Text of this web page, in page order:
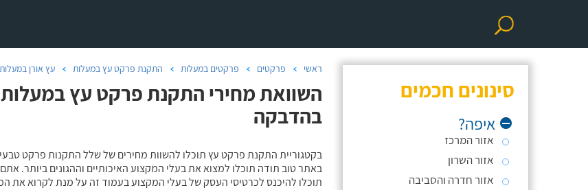
סינונים חכמים
איפה?
אזור המרכז
אזור השרון
אזור חדרה והסביבה
ראשי פרקטים פרקטים במעלות התקנת פרקט עץ במעלות עץ אורן במעלות
השוואת מחירי התקנת פרקט עץ
בהדבקה
בקטגוריית התקנת פרקט עץ תוכלו להשוות מחירים של שלל התקנות פרקט
באתר טוב תודה תוכלו למצוא את בעלי המקצוע האיכותיים וההגונים ביותר.
תוכלו להיכנס לכרטיסי העסק של בעלי המקצוע בעמוד זה על מנת לקרוא את